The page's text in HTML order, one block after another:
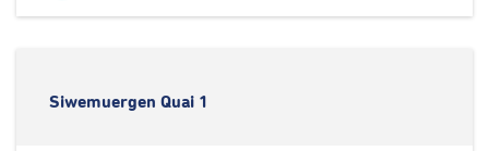
Siwemuergen Quai 1